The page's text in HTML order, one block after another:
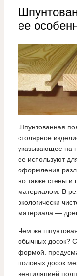
ее
Шпунтованная
столярное
указывающее на
ее используют
оформления
но также стены и
материалом. В
экологически
материала —
Чем же
обычных досок?
формой,
половых досок
вентиляцией